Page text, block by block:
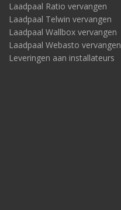
Laadpaal Ratio vervangen
Laadpaal Telwin vervangen
Laadpaal Wallbox vervangen
Laadpaal Webasto vervangen
Leveringen aan installateurs